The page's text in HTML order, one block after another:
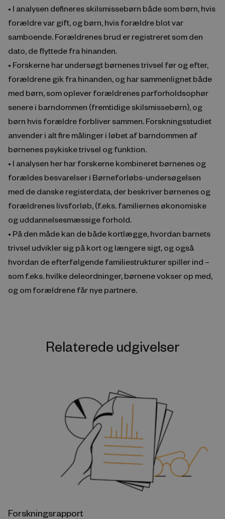
• I analysen defineres skilsmissebørn både som børn, hvis
forældre var gift, og børn, hvis forældre blot var
samboende. Forældrenes brud er registreret som den
dato, de flyttede fra hinanden.
• Forskerne har undersøgt børnenes trivsel før og efter,
forældrene gik fra hinanden, og har sammenlignet både
med børn, som oplever forældrenes parforholdsophør
senere i barndommen (fremtidige skilsmissebørn), og
børn hvis forældre forbliver sammen. Forskningsstudiet
anvender i alt fire målinger i løbet af barndommen af
børnenes psykiske trivsel og funktion.
• I analysen her har forskerne kombineret børnenes og
forældes besvarelser i Børneforløbs-undersøgelsen
med de danske registerdata, der beskriver børnenes og
forældrenes livsforløb, (f.eks. familiernes økonomiske
og uddannelsesmæssige forhold.
• På den måde kan de både kortlægge, hvordan barnets
trivsel udvikler sig på kort og længere sigt, og også
hvordan de efterfølgende familiestrukturer spiller ind –
som f.eks. hvilke deleordninger, børnene vokser op med,
og om forældrene får nye partnere.
Relaterede udgivelser
Forskningsrapport